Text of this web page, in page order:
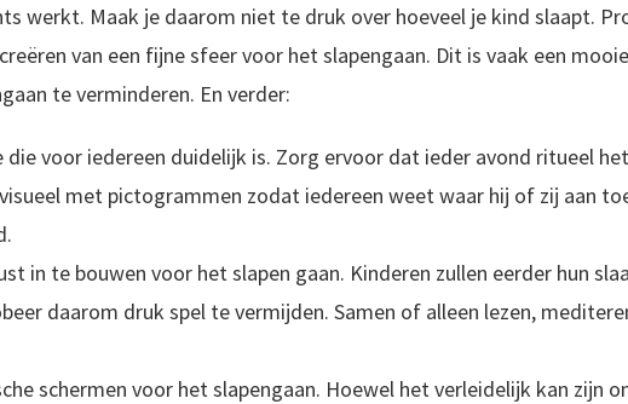
werkt. Maak je daarom niet te druk over hoeveel je kind slaapt.
van een fijne sfeer voor het slapengaan. Dit is vaak een
te verminderen. En verder:
voor iedereen duidelijk is. Zorg ervoor dat ieder avond ritueel
met pictogrammen zodat iedereen weet waar hij of zij aan
in te bouwen voor het slapen gaan. Kinderen zullen eerder hun
daarom druk spel te vermijden. Samen of alleen lezen,
schermen voor het slapengaan. Hoewel het verleidelijk kan zijn